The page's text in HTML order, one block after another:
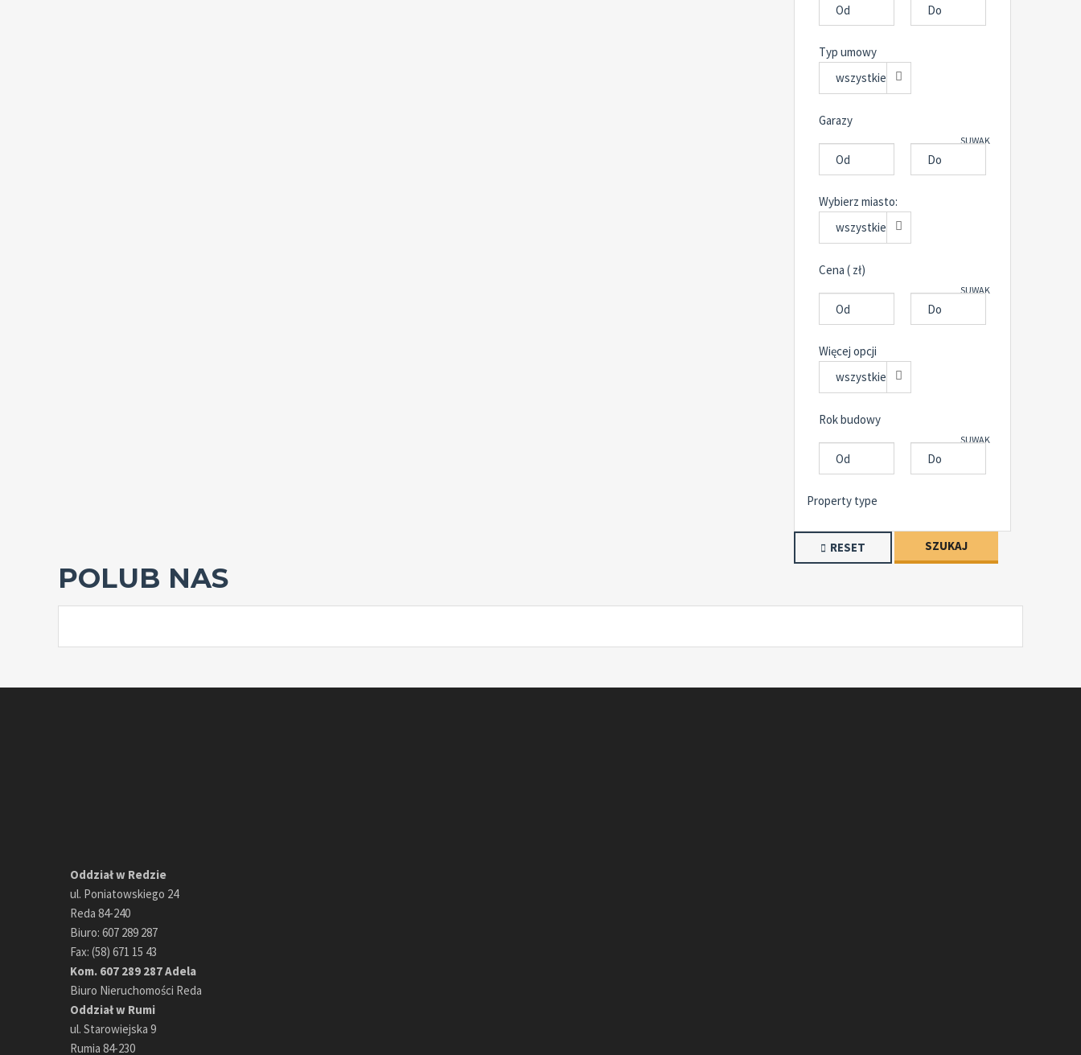
Typ umowy
wszystkie
Garazy
SUWAK
Wybierz miasto:
wszystkie
Cena ( zł)
SUWAK
Więcej opcji
wszystkie
Rok budowy
SUWAK
Property type
RESET SZUKAJ
POLUB NAS
Oddział w Redzie
ul. Poniatowskiego 24
Reda 84-240
Biuro: 607 289 287
Fax: (58) 671 15 43
Kom. 607 289 287 Adela
Biuro Nieruchomości Reda
Oddział w Rumi
ul. Starowiejska 9
Rumia 84-230